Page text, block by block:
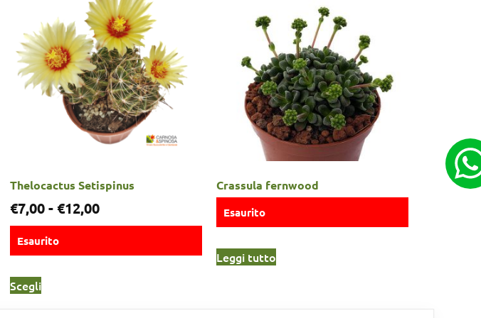
Thelocactus Setispinus
€7,00- €12,00
Esaurito
Scegli
Crassula fernwood
Esaurito
Leggi tutto